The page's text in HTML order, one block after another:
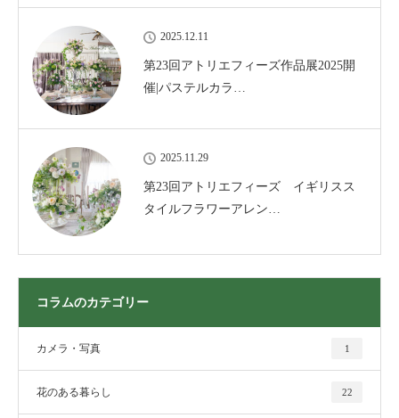
2025.12.11
第23回アトリエフィーズ作品展2025開
催|パステルカラ…
2025.11.29
第23回アトリエフィーズ イギリスス
タイルフラワーアレン…
コラムのカテゴリー
カメラ・写真 1
花のある暮らし 22